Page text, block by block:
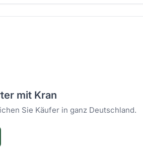
mit Kran
Sie Käufer in ganz Deutschland.